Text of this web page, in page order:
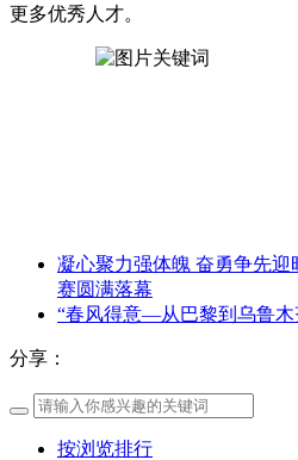
更多优秀人才。
凝心聚力强体魄 奋勇争先
赛圆满落幕
“春风得意—从巴黎到乌鲁木
分享：
按浏览排行